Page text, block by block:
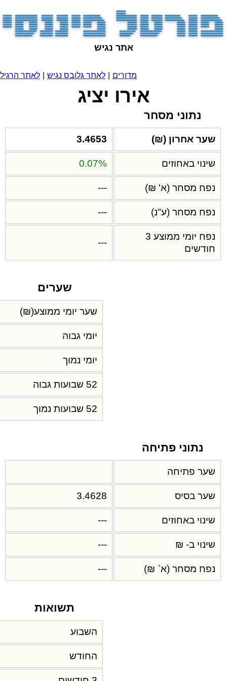
אתר נגיש
לאתר הרגיל לאתר גלובס נגיש מדורים
אירו יציג
נתוני מסחר
שער אחרון (₪) 3.4653
שינוי באחוזים 0.07%
נפח מסחר (א' ₪) ---
נפח מסחר (ע"נ) ---
נפח יומי ממוצע 3
חודשים
---
שערים
שער יומי ממוצע(₪)
יומי גבוה
יומי נמוך
52 שבועות גבוה
52 שבועות נמוך
נתוני פתיחה
שער פתיחה
שער בסיס 3.4628
שינוי באחוזים ---
שינוי ב- ₪ ---
נפח מסחר (א` ₪) ---
תשואות
השבוע
החודש